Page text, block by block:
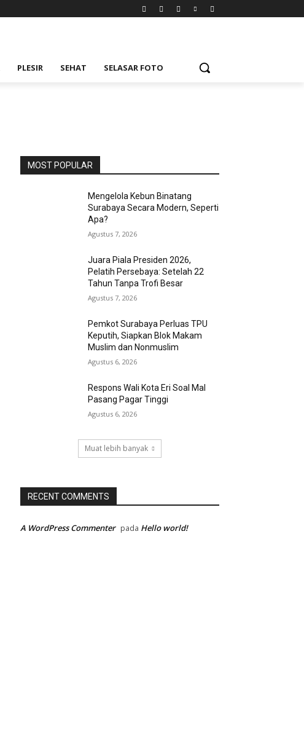
PLESIR SEHAT SELASAR FOTO
MOST POPULAR
Mengelola Kebun Binatang
Surabaya Secara Modern, Seperti
Apa?
Agustus 7, 2026
Juara Piala Presiden 2026,
Pelatih Persebaya: Setelah 22
Tahun Tanpa Trofi Besar
Agustus 7, 2026
Pemkot Surabaya Perluas TPU
Keputih, Siapkan Blok Makam
Muslim dan Nonmuslim
Agustus 6, 2026
Respons Wali Kota Eri Soal Mal
Pasang Pagar Tinggi
Agustus 6, 2026
Muat lebih banyak
RECENT COMMENTS
A WordPress Commenter pada Hello world!